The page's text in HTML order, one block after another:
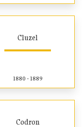
Cluzel
1880 - 1889
Codron